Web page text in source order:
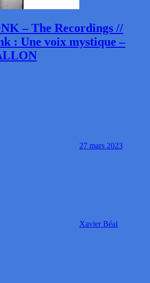
– The Recordings //
: Une voix mystique –
27 mars 2023
Xavier Béal